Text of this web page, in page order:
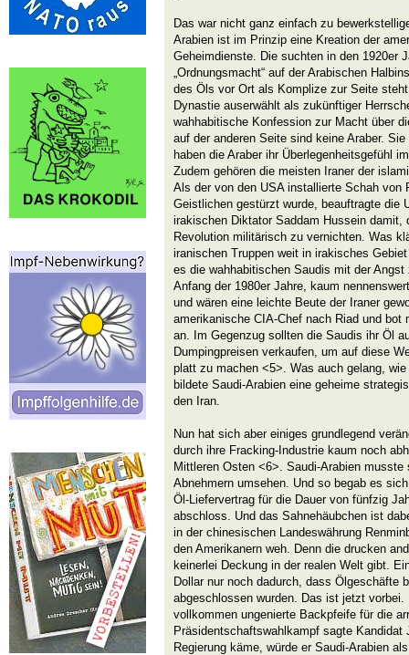
Das war nicht ganz einfach zu
Arabien ist im Prinzip eine Kreation der
Geheimdienste. Die suchten in den 1920er
„Ordnungsmacht“ auf der Arabischen
des Öls vor Ort als Komplize zur Seite
Dynastie auserwählt als zukünftiger
wahhabitische Konfession zur Macht über
auf der anderen Seite sind keine Araber.
haben die Araber ihr Überlegenheitsgefühl
Zudem gehören die meisten Iraner der
Als der von den USA installierte Schah von
Geistlichen gestürzt wurde, beauftragte die
irakischen Diktator Saddam Hussein damit,
Revolution militärisch zu vernichten. Was
iranischen Truppen weit in irakisches
es die wahhabitischen Saudis mit der
Anfang der 1980er Jahre, kaum
und wären eine leichte Beute der Iraner
amerikanische CIA-Chef nach Riad und bot
an. Im Gegenzug sollten die Saudis ihr Öl
Dumpingpreisen verkaufen, um auf diese
platt zu machen <5>. Was auch gelang,
bildete Saudi-Arabien eine geheime
den Iran.
Nun hat sich aber einiges grundlegend
durch ihre Fracking-Industrie kaum noch
Mittleren Osten <6>. Saudi-Arabien musste
Abnehmern umsehen. Und so begab es
Öl-Liefervertrag für die Dauer von fünfzig
abschloss. Und das Sahnehäubchen ist
in der chinesischen Landeswährung
den Amerikanern weh. Denn die drucken
keinerlei Deckung in der realen Welt gibt.
Dollar nur noch dadurch, dass Ölgeschäfte
abgeschlossen wurden. Das ist jetzt
vollkommen ungenierte Backpfeife für die
Präsidentschaftswahlkampf sagte Kandidat
Regierung käme, würde er Saudi-Arabien